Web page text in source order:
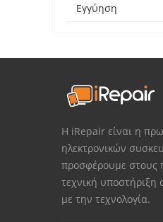
Εγγύηση
Η iRepair είναι η
ηλεκτρονικών
προσφέρουμε στους
τεχνική υποστήριξη
με την τεχνολογία.